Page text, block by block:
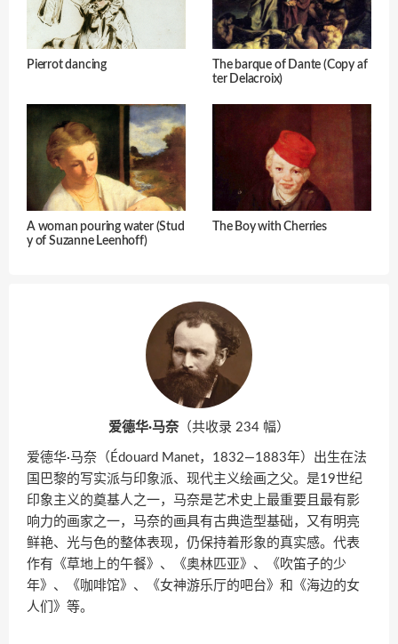
Pierrot dancing
The barque of Dante (Copy af
ter Delacroix)
A woman pouring water (Stud
y of Suzanne Leenhoff)
The Boy with Cherries
爱德华·马奈（共收录 234 幅）
爱德华·马奈（Édouard Manet，1832—1883年）出生在法
国巴黎的写实派与印象派、现代主义绘画之父。是19世纪
印象主义的奠基人之一，马奈是艺术史上最重要且最有影
响力的画家之一，马奈的画具有古典造型基础，又有明亮
鲜艳、光与色的整体表现，仍保持着形象的真实感。代表
作有《草地上的午餐》、《奥林匹亚》、《吹笛子的少
年》、《咖啡馆》、《女神游乐厅的吧台》和《海边的女
人们》等。